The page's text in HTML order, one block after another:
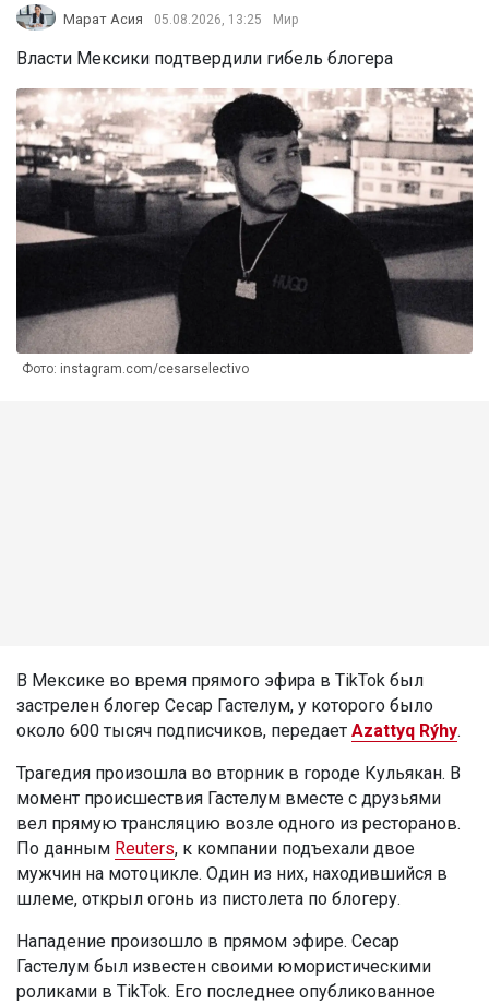
Марат Асия 05.08.2026, 13:25 Мир
Власти Мексики подтвердили гибель блогера
Фото: instagram.com/cesarselectivo
В Мексике во время прямого эфира в TikTok был
застрелен блогер Сесар Гастелум, у которого было
около 600 тысяч подписчиков, передает Azattyq Rýhy.
Трагедия произошла во вторник в городе Кульякан. В
момент происшествия Гастелум вместе с друзьями
вел прямую трансляцию возле одного из ресторанов.
По данным Reuters, к компании подъехали двое
мужчин на мотоцикле. Один из них, находившийся в
шлеме, открыл огонь из пистолета по блогеру.
Нападение произошло в прямом эфире. Сесар
Гастелум был известен своими юмористическими
роликами в TikTok. Его последнее опубликованное